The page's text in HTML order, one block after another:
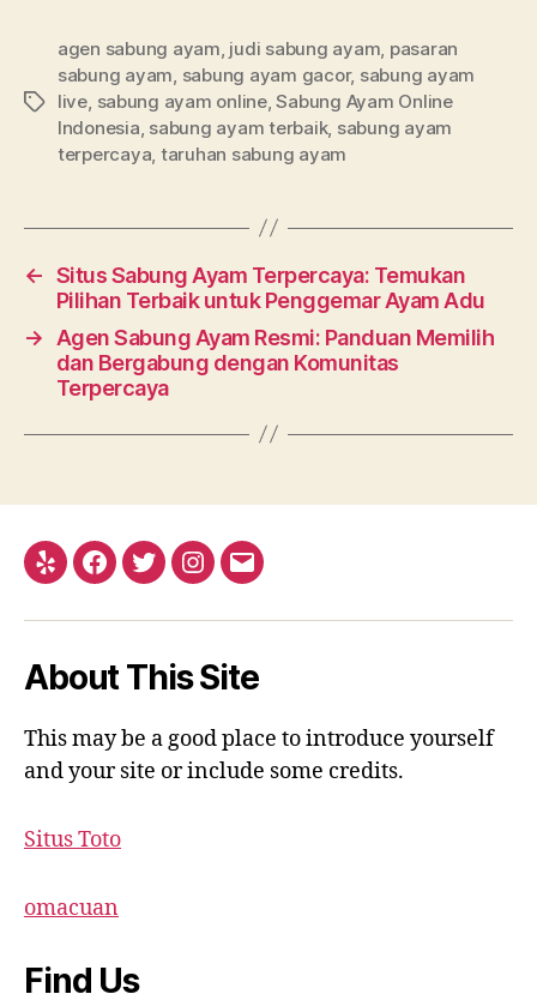
Tags
agen sabung ayam judi sabung ayam pasaran
sabung ayam sabung ayam gacor, sabung ayam
live sabung ayam online,Sabung Ayam Online
Indonesia sabung ayam terbaik, sabung ayam
terpercaya taruhan sabung ayam
← Situs Sabung Ayam Terpercaya: Temukan
Pilihan Terbaik untuk Penggemar Ayam Adu
→
Agen Sabung Ayam Resmi: Panduan Memilih
dan Bergabung dengan Komunitas
Terpercaya
Yelp Facebook
TwitterInstagram
Email
About This Site
This may be a good place to introduce yourself
and your site or include some credits.
Situs Toto
omacuan
Find Us